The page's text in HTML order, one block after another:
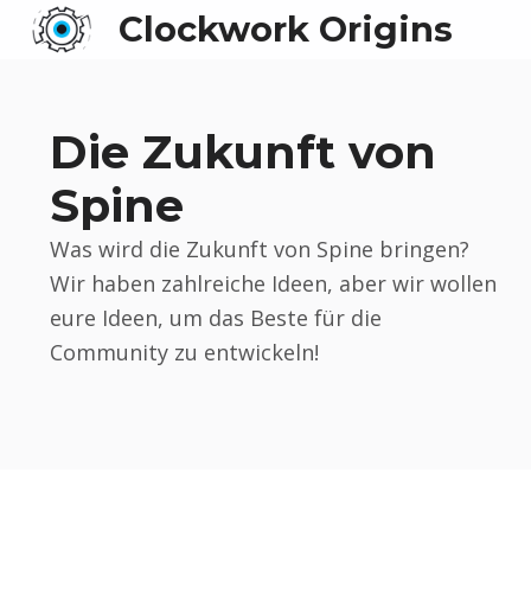
Clockwork Origins
Die Zukunft von
Spine
Was wird die Zukunft von Spine bringen?
Wir haben zahlreiche Ideen, aber wir wollen
eure Ideen, um das Beste für die
Community zu entwickeln!